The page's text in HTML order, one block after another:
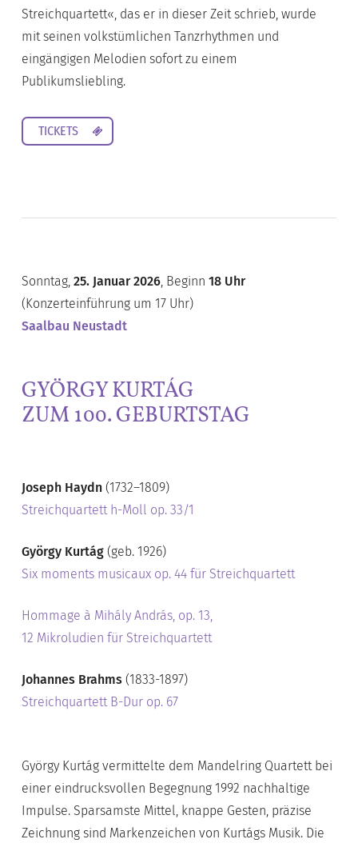
Streichquartett«, das er in dieser Zeit schrieb, wurde
mit seinen volkstümlichen Tanzrhythmen und
eingängigen Melodien sofort zu einem
Publikumsliebling.
TICKETS
Sonntag, 25. Januar 2026, Beginn 18 Uhr
(Konzerteinführung um 17 Uhr)
Saalbau Neustadt
GYÖRGY KURTÁG
ZUM 100. GEBURTSTAG
Joseph Haydn(1732–1809)
Streichquartett h-Moll op. 33/1
György Kurtág(geb. 1926)
Six moments musicaux op. 44 für Streichquartett
Hommage à Mihály András, op. 13,
12 Mikroludien für Streichquartett
Johannes Brahms(1833-1897)
Streichquartett B-Dur op. 67
György Kurtág vermittelte dem Mandelring Quartett bei
einer eindrucksvollen Begegnung 1992 nachhaltige
Impulse. Sparsamste Mittel, knappe Gesten, präzise
Zeichnung sind Markenzeichen von Kurtágs Musik. Die